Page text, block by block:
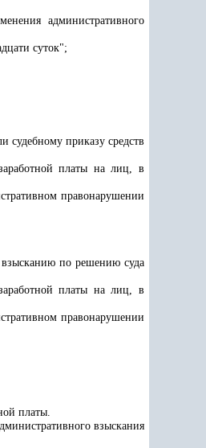
административного
суток";
приказу средств
платы на лиц, в
правонарушении
по решению суда
платы на лиц, в
правонарушении
платы.
взыскания